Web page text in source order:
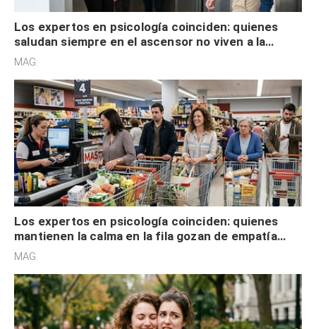
Los expertos en psicología coinciden: quienes
saludan siempre en el ascensor no viven a la
defensiva y tienen apertura social
MAG.
Los expertos en psicología coinciden: quienes
mantienen la calma en la fila gozan de empatía
cognitiva, gratitud y no solo tienen autocontrol
MAG.